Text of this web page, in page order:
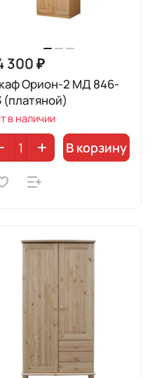
300 ₽
Орион-2 МД 846-
(платяной)
в наличии
В корзину